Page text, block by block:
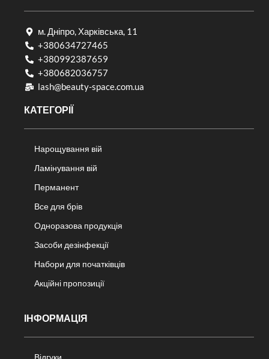
м. Дніпро, Харківська, 11
+380634727465
+380992387659
+380682036757​
lash@beauty-space.com.ua
КАТЕГОРІЇ
Нарощування вій
Ламінування вій
Перманент
Все для брів
Одноразова продукція
Засоби дезінфекції
Набори для початківців
Акційні пропозиції
ІНФОРМАЦІЯ
Відгуки